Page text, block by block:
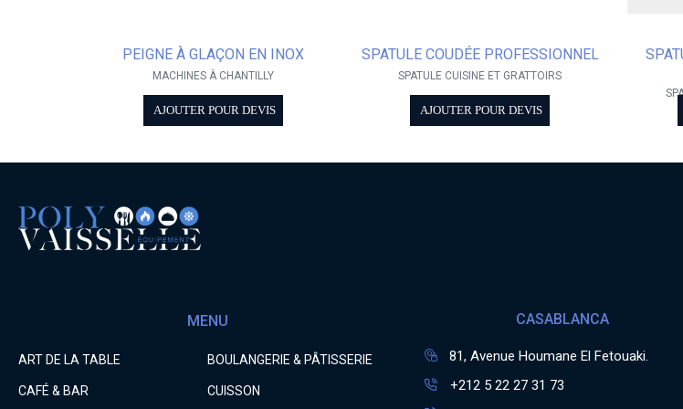
PEIGNE À GLAÇON EN INOX
MACHINES À CHANTILLY
AJOUTER POUR DEVIS
SPATULE COUDÉE PROFESSIONNEL
SPATULE CUISINE ET GRATTOIRS
AJOUTER POUR DEVIS
MENU
ART DE LA TABLE BOULANGERIE & PÂTISSERIE
CAFÉ & BAR CUISSON
CASABLANCA
81, Avenue Houmane El Fetouaki.
+212 5 22 27 31 73